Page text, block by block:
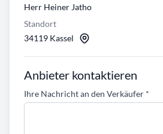
Herr Heiner Jatho
Standort
34119 Kassel
Anbieter kontaktieren
Ihre Nachricht an den Verkäufer *